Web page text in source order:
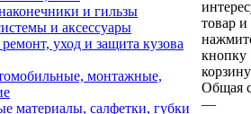
и гильзы
и аксессуары
уход и защита кузова
монтажные,
материалы, салфетки, губки
товар и
кнопку
Общая
—